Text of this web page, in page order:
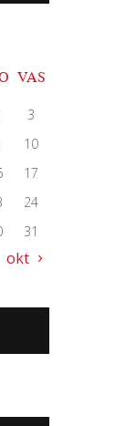
VAS
3
10
17
24
31
okt »